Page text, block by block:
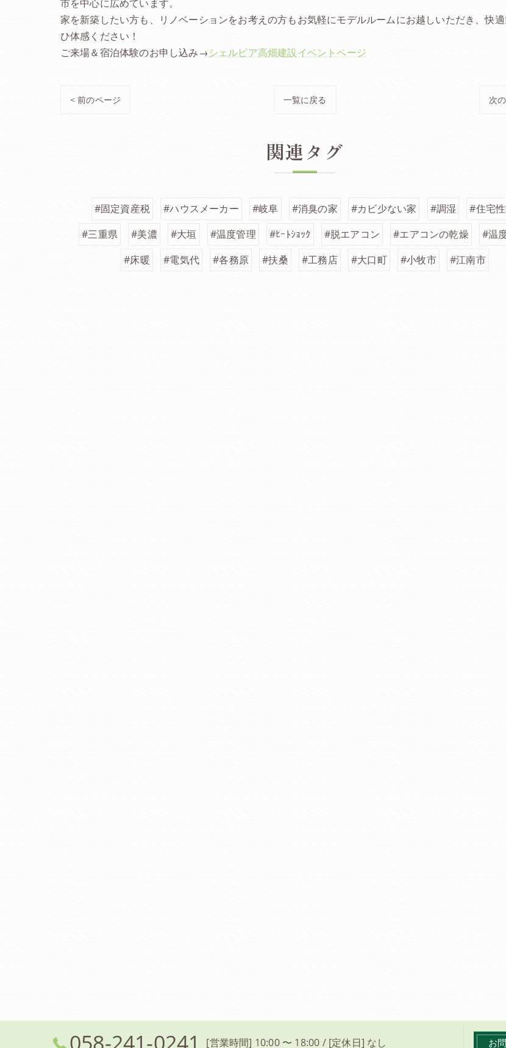
市を中心に広めています。
家を新築したい方も、リノベーションをお考えの方もお気軽にモデルルームにお越しいただき、快
ひ体感ください！
ご来場＆宿泊体験のお申し込み→シェルピア高畑建設イベントページ
< 前のページ 一覧に戻る 次
関連タグ
#固定資産税 #ハウスメーカー #岐阜 #消臭の家 #カビ少ない家 #調湿
#住宅
#三重県
#美濃 #大垣 #温度管理 #ﾋｰﾄｼｮｯｸ #脱エアコン #エアコンの乾燥
#温
#床暖
#電気代 #各務原 #扶桑 #工務店 #大口町 #小牧市 #江南市
[営業時間] 10:00 〜 18:00 / [定休日] なし お